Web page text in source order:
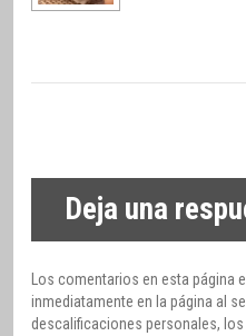
Deja una
Los comentarios en esta página
inmediatamente en la página al
descalificaciones personales,